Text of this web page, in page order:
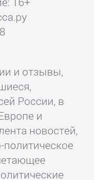
и отзывы,
России, в
и
новостей,